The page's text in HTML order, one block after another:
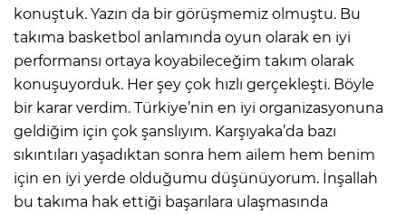
konuştuk. Yazın da bir görüşmemiz olmuştu. Bu
takıma basketbol anlamında oyun olarak en iyi
performansı ortaya koyabileceğim takım olarak
konuşuyorduk. Her şey çok hızlı gerçekleşti. Böyle
bir karar verdim. Türkiye’nin en iyi organizasyonuna
geldiğim için çok şanslıyım. Karşıyaka’da bazı
sıkıntıları yaşadıktan sonra hem ailem hem benim
için en iyi yerde olduğumu düşünüyorum. İnşallah
bu takıma hak ettiği başarılara ulaşmasında